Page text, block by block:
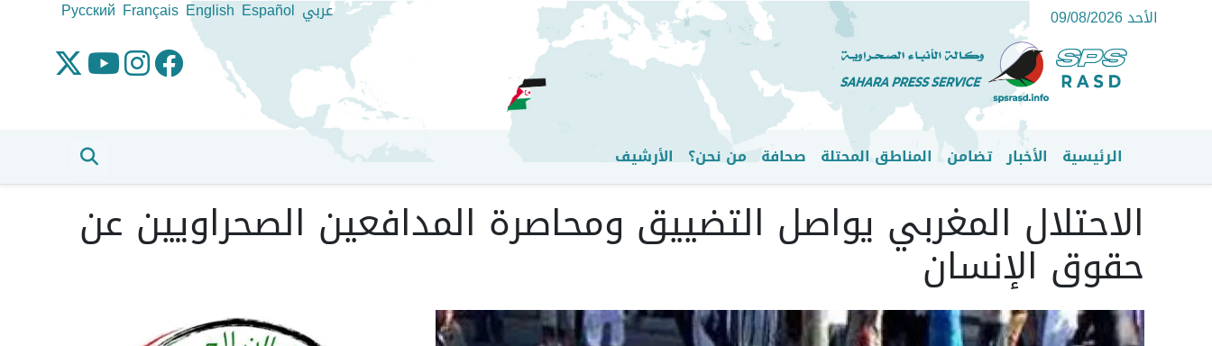
تجاوز
إلى
المحتوى
الرئيسي
الأحد 09/08/2026 عربي Español
English
Français
Pусский
القائمة الرئيسية
الرئيسية الأخبار تضامن المناطق المحتلة صحافة من نحن؟ الأرشيف
الاحتلال المغربي يواصل التضييق ومحاصرة المدافعين الصحراويين عن
حقوق الإنسان